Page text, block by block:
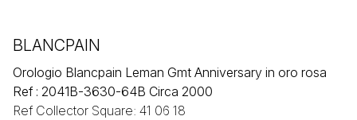
BLANCPAIN
Orologio Blancpain Leman Gmt Anniversary in oro rosa
Ref : 2041B-3630-64B Circa 2000
Ref Collector Square: 41 06 18